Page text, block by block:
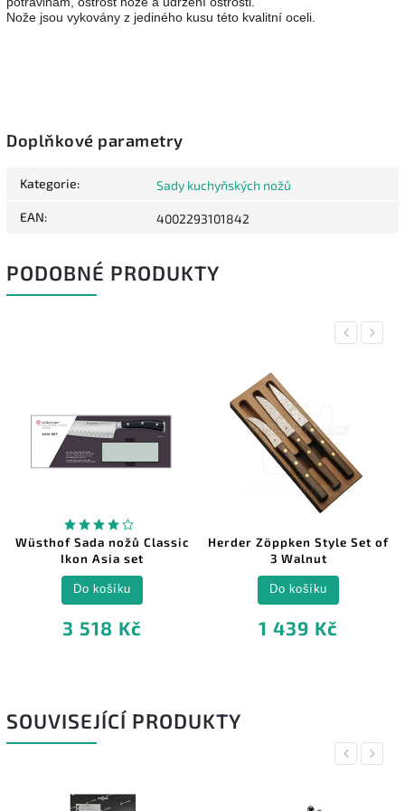
Nože jsou vykovány z jediného kusu této kvalitní oceli.
Doplňkové parametry
Kategorie: Sady kuchyňských nožů
EAN: 4002293101842
PODOBNÉ PRODUKTY
Previous
Herder Zöppken Style Set of
3 Walnut
1 439 Kč
Do košíku
Samura HARAKIRI
třídílná sada
1 620 Kč
Do košíku
Next
SOUVISEJÍCÍ PRODUKTY
Previous
Next